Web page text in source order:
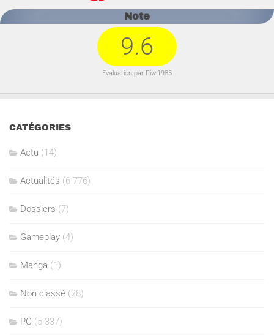
Note
9.6
Evaluation par Piwi1985
CATÉGORIES
Actu (14)
Actualités (6 776)
Dossiers (7)
Gameplay (4)
Manga (1)
Non classé (28)
PC (5 337)